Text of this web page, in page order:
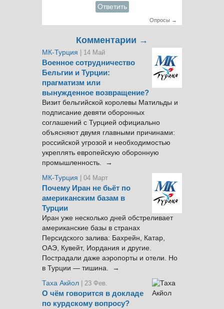
Ответить
Опросы →
Комментарии →
МК-Турция | 14 Май
Военное сотрудничество
Бельгии и Турции:
прагматизм или
вынужденное возвращение?
Визит бельгийской королевы Матильды и
подписание девяти оборонных
соглашений с Турцией официально
объясняют двумя главными причинами:
российской угрозой и необходимостью
укреплять европейскую оборонную
промышленность. →
МК-Турция
| 04 Март
Почему Иран не бьёт по
американским базам в
Турции
Иран уже несколько дней обстреливает
американские базы в странах
Персидского залива: Бахрейн, Катар,
ОАЭ, Кувейт, Иордания и другие.
Пострадали даже аэропорты и отели. Но
в Турции — тишина. →
Таха Акйол | 23 Фев.
О чём говорится в докладе
по курдскому вопросу?